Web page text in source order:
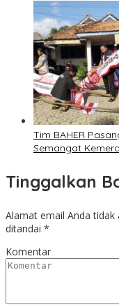
Tim BAHER
Semangat
Tinggalkan
Alamat email Anda tidak
ditandai *
Komentar